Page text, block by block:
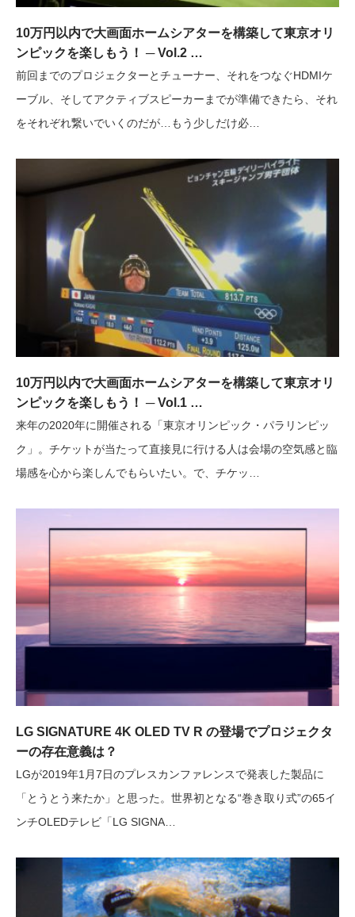
10万円以内で大画面ホームシアターを構築して東京オリ
ンピックを楽しもう！ ─ Vol.2 …
前回までのプロジェクターとチューナー、それをつなぐHDMIケ
ーブル、そしてアクティブスピーカーまでが準備できたら、それ
をそれぞれ繋いでいくのだが…もう少しだけ必…
10万円以内で大画面ホームシアターを構築して東京オリ
ンピックを楽しもう！ ─ Vol.1 …
来年の2020年に開催される「東京オリンピック・パラリンピッ
ク」。チケットが当たって直接見に行ける人は会場の空気感と臨
場感を心から楽しんでもらいたい。で、チケッ…
LG SIGNATURE 4K OLED TV R の登場でプロジェクタ
ーの存在意義は？
LGが2019年1月7日のプレスカンファレンスで発表した製品に
「とうとう来たか」と思った。世界初となる“巻き取り式”の65イ
ンチOLEDテレビ「LG SIGNA…